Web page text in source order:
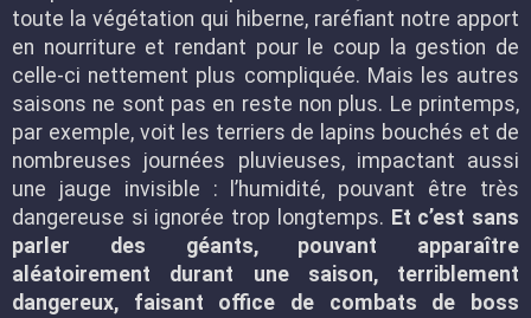
toute la végétation qui hiberne, raréfiant notre apport
en nourriture et rendant pour le coup la gestion de
celle-ci nettement plus compliquée. Mais les autres
saisons ne sont pas en reste non plus. Le printemps,
par exemple, voit les terriers de lapins bouchés et de
nombreuses journées pluvieuses, impactant aussi
une jauge invisible : l’humidité, pouvant être très
dangereuse si ignorée trop longtemps. Et c’est sans
parler des géants, pouvant apparaître
aléatoirement durant une saison, terriblement
dangereux, faisant office de combats de boss